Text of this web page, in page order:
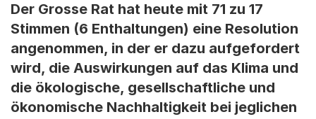
Der Grosse Rat hat heute mit 71 zu 17
Stimmen (6 Enthaltungen) eine Resolution
angenommen, in der er dazu aufgefordert
wird, die Auswirkungen auf das Klima und
die ökologische, gesellschaftliche und
ökonomische Nachhaltigkeit bei jeglichen